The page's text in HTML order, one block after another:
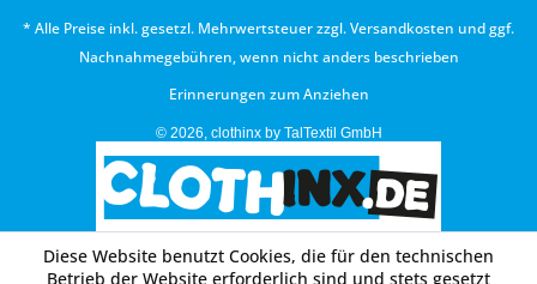
* Alle Preise inkl. gesetzl. Mehrwertsteuer zzgl.Versandkosten und ggf.
Nachnahmegebühren, wenn nicht anders beschrieben
Erinnerungen zum Anziehen
© 2026, clothinx by TalTextil GmbH
Diese Website benutzt Cookies, die für den technischen
Betrieb der Website erforderlich sind und stets gesetzt